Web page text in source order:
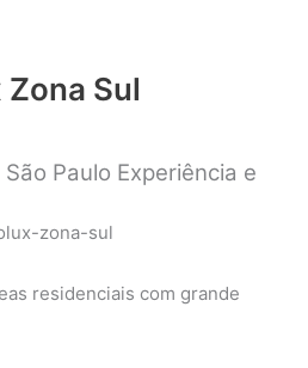
Sul
Paulo Experiência e
residenciais com grande